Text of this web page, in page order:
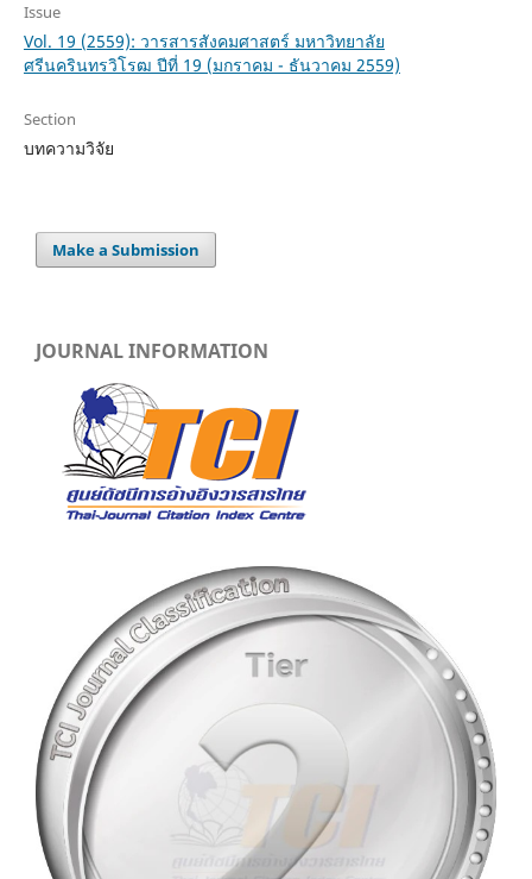
Issue
Vol. 19 (2559): วารสารสังคมศาสตร์ มหาวิทยาลัย
ศรีนครินทรวิโรฒ ปีที่ 19 (มกราคม - ธันวาคม 2559)
Section
บทความวิจัย
Make a Submission
JOURNAL INFORMATION